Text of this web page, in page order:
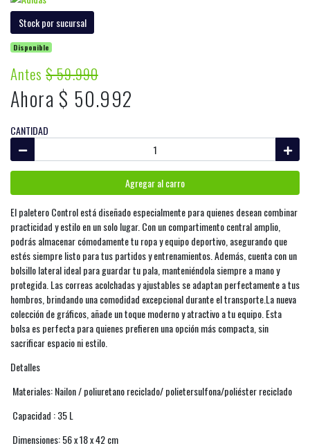
Stock por sucursal
Disponible
Antes$ 59.990
Ahora $ 50.992
CANTIDAD
Agregar al carro
El paletero Control está diseñado especialmente para quienes desean combinar
practicidad y estilo en un solo lugar. Con un compartimento central amplio,
podrás almacenar cómodamente tu ropa y equipo deportivo, asegurando que
estés siempre listo para tus partidos y entrenamientos. Además, cuenta con un
bolsillo lateral ideal para guardar tu pala, manteniéndola siempre a mano y
protegida. Las correas acolchadas y ajustables se adaptan perfectamente a tus
hombros, brindando una comodidad excepcional durante el transporte.La nueva
colección de gráficos, añade un toque moderno y atractivo a tu equipo. Esta
bolsa es perfecta para quienes prefieren una opción más compacta, sin
sacrificar espacio ni estilo.
Detalles
Materiales: Nailon / poliuretano reciclado/ polietersulfona/poliéster reciclado
Capacidad : 35 L
Dimensiones: 56 x 18 x 42 cm